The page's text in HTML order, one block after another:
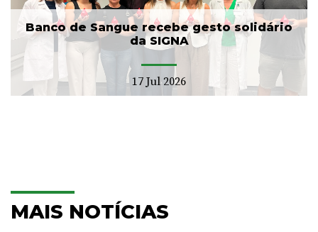
Banco de Sangue recebe gesto solidário
da SIGNA
17 Jul 2026
MAIS NOTÍCIAS